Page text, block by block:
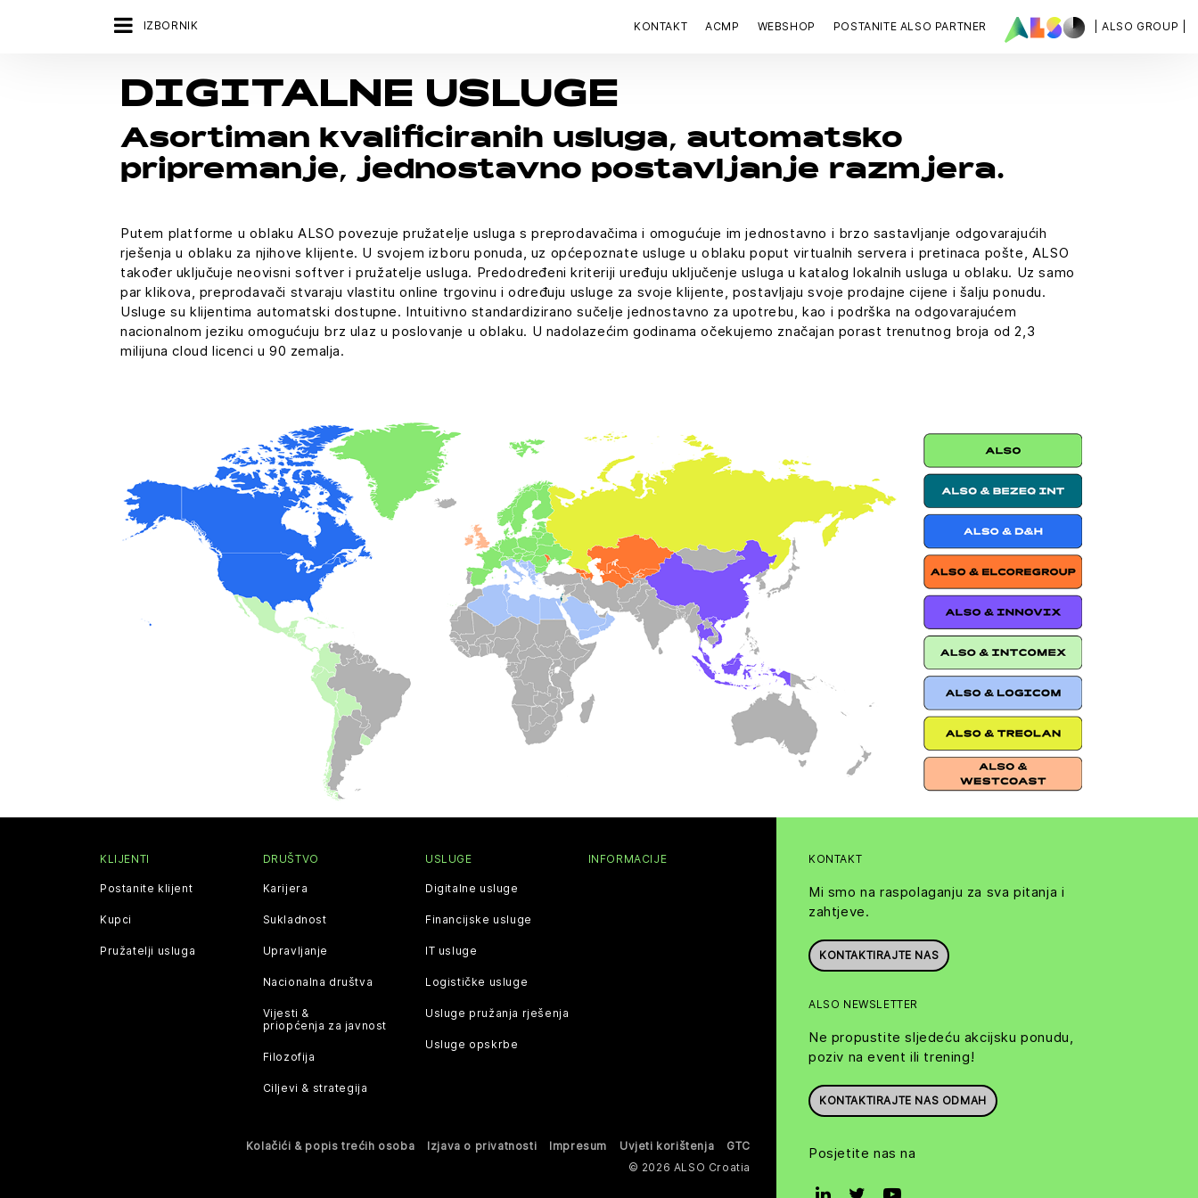
IZBORNIK | ALSO GROUP |
KONTAKT ACMP WEBSHOP POSTANITE ALSO PARTNER
DIGITALNE USLUGE
Asortiman kvalificiranih usluga, automatsko
pripremanje, jednostavno postavljanje razmjera.
Putem platforme u oblaku ALSO povezuje pružatelje usluga s preprodavačima i omogućuje im jednostavno i brzo sastavljanje odgovarajućih
rješenja u oblaku za njihove klijente. U svojem izboru ponuda, uz općepoznate usluge u oblaku poput virtualnih servera i pretinaca pošte, ALSO
također uključuje neovisni softver i pružatelje usluga. Predodređeni kriteriji uređuju uključenje usluga u katalog lokalnih usluga u oblaku. Uz samo
par klikova, preprodavači stvaraju vlastitu online trgovinu i određuju usluge za svoje klijente, postavljaju svoje prodajne cijene i šalju ponudu.
Usluge su klijentima automatski dostupne. Intuitivno standardizirano sučelje jednostavno za upotrebu, kao i podrška na odgovarajućem
nacionalnom jeziku omogućuju brz ulaz u poslovanje u oblaku. U nadolazećim godinama očekujemo značajan porast trenutnog broja od 2,3
milijuna cloud licenci u 90 zemalja.
KONTAKT
Mi smo na raspolaganju za sva pitanja i
zahtjeve.
KONTAKTIRAJTE NAS
ALSO NEWSLETTER
Ne propustite sljedeću akcijsku ponudu,
poziv na event ili trening!
KONTAKTIRAJTE NAS ODMAH
Posjetite nas na
KLIJENTI
Postanite klijent
Kupci
Pružatelji usluga
DRUŠTVO
Karijera
Sukladnost
Upravljanje
Nacionalna društva
Vijesti &
priopćenja za javnost
Filozofija
Ciljevi & strategija
USLUGE
Digitalne usluge
Financijske usluge
IT usluge
Logističke usluge
Usluge pružanja rješenja
Usluge opskrbe
INFORMACIJE
Kolačići & popis trećih osoba Izjava o privatnosti Impresum Uvjeti korištenja
GTC
© 2026 ALSO Croatia